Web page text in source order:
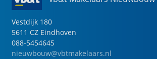
Vestdijk 180
5611 CZ Eindhoven
088-5454645
nieuwbouw@vbtmakelaars.nl